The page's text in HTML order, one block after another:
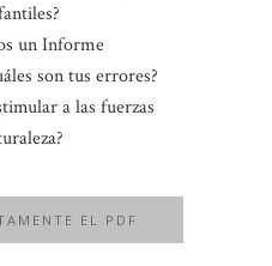
un Informe
son tus errores?
a las fuerzas
EL PDF